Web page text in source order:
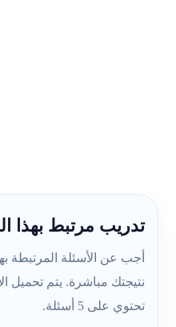
تدريب مرتبط بهذا
أجب عن الأسئلة المرتبطة
نتيجتك مباشرة. يتم تحميل
تحتوي على 5 أسئلة.